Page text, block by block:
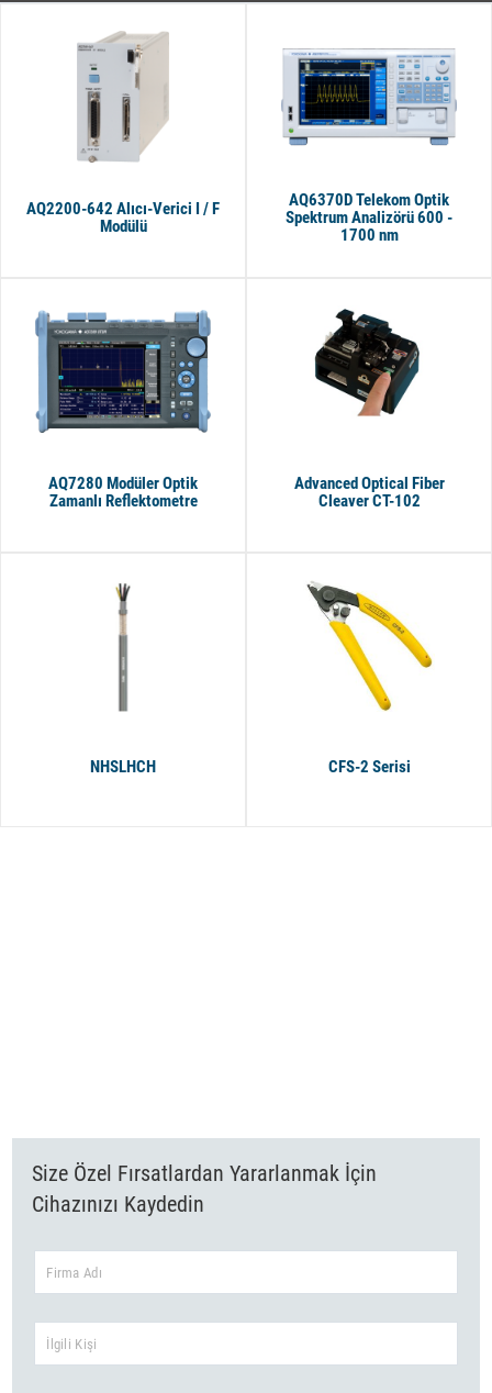
AQ2200-642 Alıcı-Verici I / F
Modülü
AQ6370D Telekom Optik
Spektrum Analizörü 600 -
1700 nm
AQ7280 Modüler Optik
Zamanlı Reflektometre
Advanced Optical Fiber
Cleaver CT-102
NHSLHCH CFS-2 Serisi
Size Özel Fırsatlardan Yararlanmak İçin
Cihazınızı Kaydedin